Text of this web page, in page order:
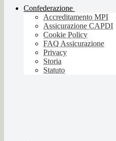
Confederazione
Accreditamento MPI
Assicurazione CAPDI
Cookie Policy
FAQ Assicurazione
Privacy
Storia
Statuto